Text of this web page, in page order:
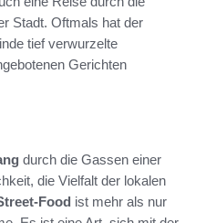
Stadt. Oftmals hat der
tief verwurzelte
Gerichten
durch die Gassen einer
die Vielfalt der lokalen
Food ist mehr als nur